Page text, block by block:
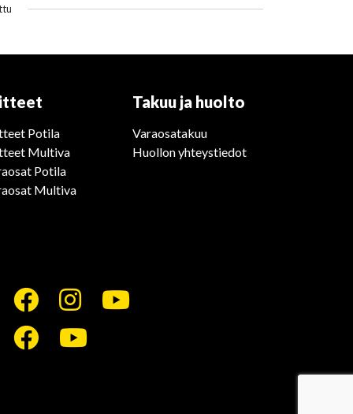
Potila
Multiva
Potila
Multiva
Takuu ja huolto
Varaosatakuu
Huollon yhteystiedot